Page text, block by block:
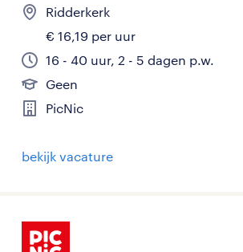
Ridderkerk
€ 16,19 per uur
16 - 40 uur, 2 - 5 dagen p.w.
Geen
PicNic
bekijk vacature